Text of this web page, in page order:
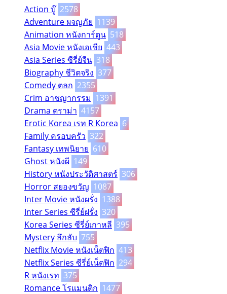
Action บู๊ 2578
Adventure ผจญภัย 1139
Animation หนังการ์ตูน 518
Asia Movie หนังเอเชีย 443
Asia Series ซีรี่ย์จีน 318
Biography ชีวิตจริง 377
Comedy ตลก 2355
Crim อาชญากรรม 1391
Drama ดราม่า 4157
Erotic Korea เรท R Korea 6
Family ครอบครัว 322
Fantasy เทพนิยาย 610
Ghost หนังผี 149
History หนังประวัติศาสตร์ 306
Horror สยองขวัญ 1087
Inter Movie หนังผรั่ง 1388
Inter Series ซีรี่ย์ฝรั่ง 320
Korea Series ซีรี่ย์เกาหลี 395
Mystery ลึกลับ 755
Netflix Movie หนังเน็ตฟิก 413
Netflix Series ซีรี่ย์เน็ตฟิก 294
R หนังเรท 375
Romance โรแมนติก 1477